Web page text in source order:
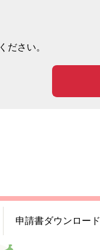
ださい。
申請書ダウンロード